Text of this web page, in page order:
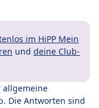
im HiPP Mein
und deine Club-
allgemeine
Die Antworten sind